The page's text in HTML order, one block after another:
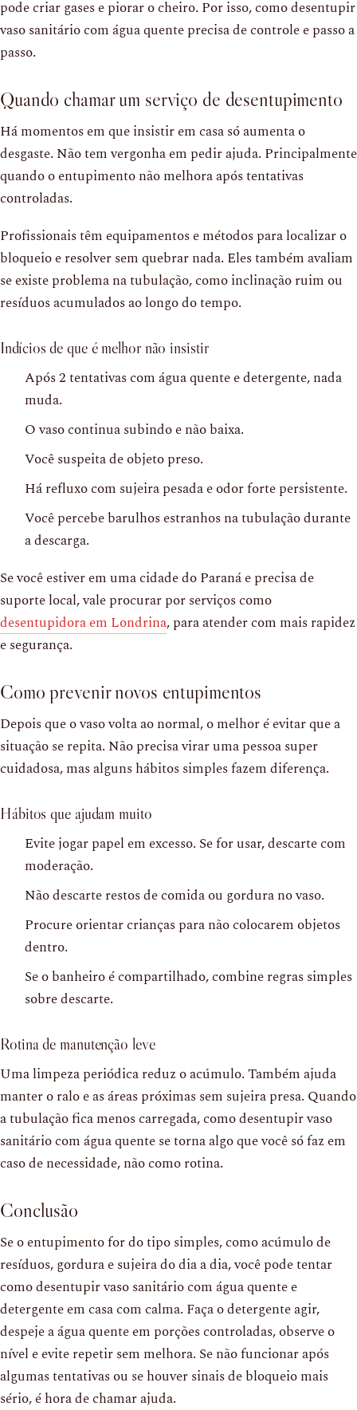
pode criar gases e piorar o cheiro. Por isso, como desentupir
vaso sanitário com água quente precisa de controle e passo a
passo.
Quando chamar um serviço de desentupimento
Há momentos em que insistir em casa só aumenta o
desgaste. Não tem vergonha em pedir ajuda. Principalmente
quando o entupimento não melhora após tentativas
controladas.
Profissionais têm equipamentos e métodos para localizar o
bloqueio e resolver sem quebrar nada. Eles também avaliam
se existe problema na tubulação, como inclinação ruim ou
resíduos acumulados ao longo do tempo.
Indícios de que é melhor não insistir
Após 2 tentativas com água quente e detergente, nada
muda.
O vaso continua subindo e não baixa.
Você suspeita de objeto preso.
Há refluxo com sujeira pesada e odor forte persistente.
Você percebe barulhos estranhos na tubulação durante
a descarga.
Se você estiver em uma cidade do Paraná e precisa de
suporte local, vale procurar por serviços como
desentupidora em Londrina, para atender com mais rapidez
e segurança.
Como prevenir novos entupimentos
Depois que o vaso volta ao normal, o melhor é evitar que a
situação se repita. Não precisa virar uma pessoa super
cuidadosa, mas alguns hábitos simples fazem diferença.
Hábitos que ajudam muito
Evite jogar papel em excesso. Se for usar, descarte com
moderação.
Não descarte restos de comida ou gordura no vaso.
Procure orientar crianças para não colocarem objetos
dentro.
Se o banheiro é compartilhado, combine regras simples
sobre descarte.
Rotina de manutenção leve
Uma limpeza periódica reduz o acúmulo. Também ajuda
manter o ralo e as áreas próximas sem sujeira presa. Quando
a tubulação fica menos carregada, como desentupir vaso
sanitário com água quente se torna algo que você só faz em
caso de necessidade, não como rotina.
Conclusão
Se o entupimento for do tipo simples, como acúmulo de
resíduos, gordura e sujeira do dia a dia, você pode tentar
como desentupir vaso sanitário com água quente e
detergente em casa com calma. Faça o detergente agir,
despeje a água quente em porções controladas, observe o
nível e evite repetir sem melhora. Se não funcionar após
algumas tentativas ou se houver sinais de bloqueio mais
sério, é hora de chamar ajuda.